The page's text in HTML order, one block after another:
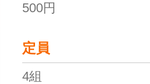
500円
定員
4組